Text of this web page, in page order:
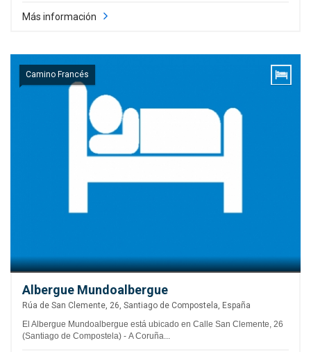
Más información
Camino Francés
Albergue Mundoalbergue
Rúa de San Clemente, 26, Santiago de Compostela, España
El Albergue Mundoalbergue está ubicado en Calle San Clemente, 26
(Santiago de Compostela) - A Coruña...